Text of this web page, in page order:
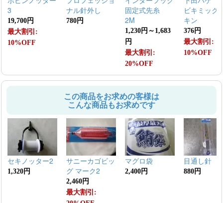
3
19,700円
最大割引:
10%OFF
ナル針外し
780円
固定式先糸
2M
1,230円～1,683
円
最大割引:
20%OFF
ビキミック
キン
376円
最大割引:
10%OFF
この商品をお求めの客様は
こんな商品もお求めです
セキノッター2
1,320円
サニーカゴビッ
グ マーク2
2,460円
最大割引:
マグロ袋
2,400円
目通し針
880円